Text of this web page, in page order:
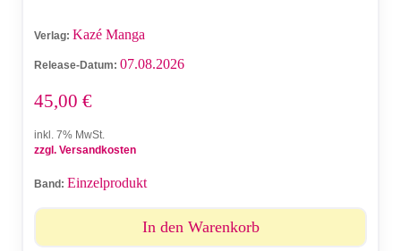
Verlag: Kazé Manga
Release-Datum: 07.08.2026
45,00 €
inkl. 7% MwSt.
zzgl. Versandkosten
Band: Einzelprodukt
In den Warenkorb